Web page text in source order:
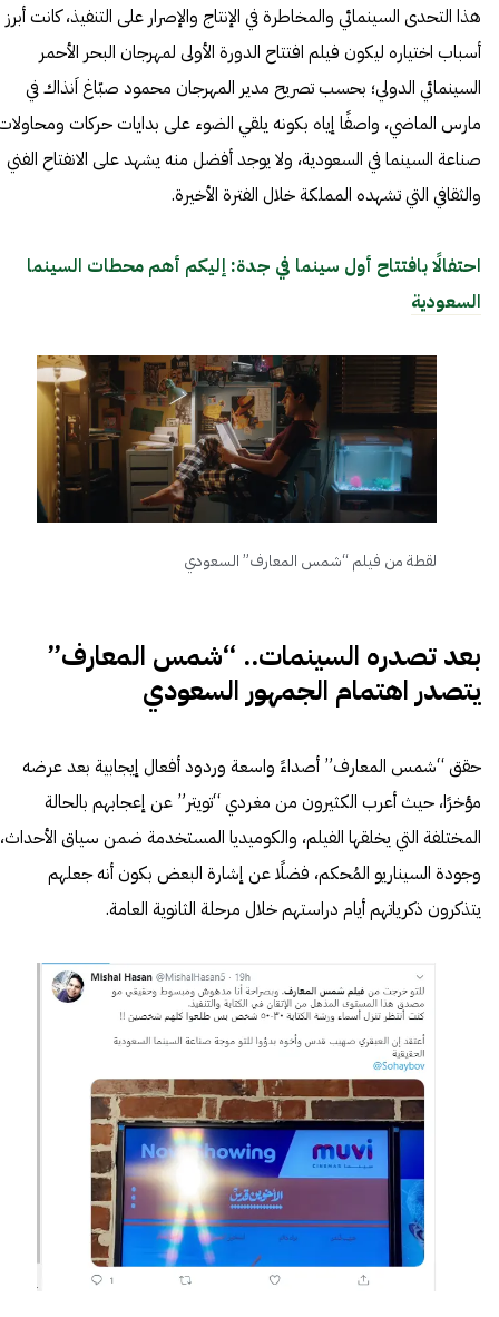
هذا التحدى السينمائي والمخاطرة في الإنتاج والإصرار على التنفيذ، كانت أبرز
أسباب اختياره ليكون فيلم افتتاح الدورة الأولى لمهرجان البحر الأحمر
السينمائي الدولي؛ بحسب تصريح مدير المهرجان محمود صبّاغ اَنذاك في
مارس الماضي، واصفًا إياه بكونه يلقي الضوء على بدايات حركات
صناعة السينما في السعودية، ولا يوجد أفضل منه يشهد على الانفتاح الفني
والثقافي التي تشهده المملكة خلال الفترة الأخيرة.
احتفالًا بافتتاح أول سينما في جدة: إليكم أهم محطات السينما
السعودية
لقطة من فيلم “شمس المعارف” السعودي
بعد تصدره السينمات.. “شمس المعارف”
يتصدر اهتمام الجمهور السعودي
حقق “شمس المعارف” أصداءً واسعة وردود أفعال إيجابية بعد عرضه
مؤخرًا، حيث أعرب الكثيرون من مغردي “تويتر” عن إعجابهم بالحالة
المختلفة التي يخلقها الفيلم، والكوميديا المستخدمة ضمن سياق الأحداث،
وجودة السيناريو المُحكم، فضلًا عن إشارة البعض بكون أنه جعلهم
يتذكرون ذكرياتهم أيام دراستهم خلال مرحلة الثانوية العامة.